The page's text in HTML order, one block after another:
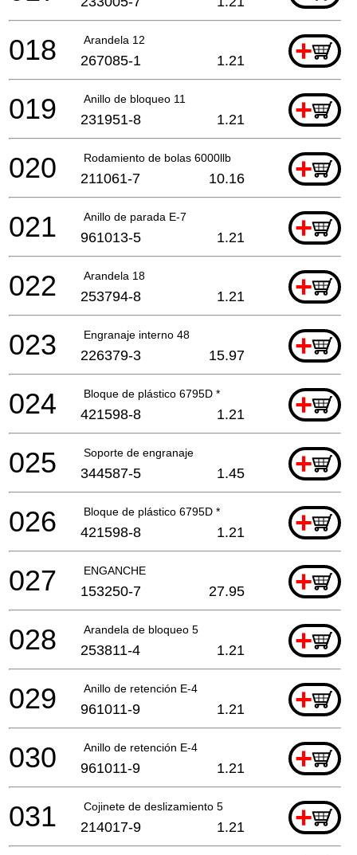
Arandela 12 +
018 267085-1 1.21
Anillo de bloqueo 11 +
019 231951-8 1.21
Rodamiento de bolas 6000llb +
020 211061-7 10.16
Anillo de parada E-7 +
021 961013-5 1.21
Arandela 18 +
022 253794-8 1.21
Engranaje interno 48 +
023 226379-3 15.97
Bloque de plástico 6795D * +
024 421598-8 1.21
Soporte de engranaje +
025 344587-5 1.45
Bloque de plástico 6795D * +
026 421598-8 1.21
ENGANCHE +
027 153250-7 27.95
Arandela de bloqueo 5 +
028 253811-4 1.21
Anillo de retención E-4 +
029 961011-9 1.21
Anillo de retención E-4 +
030 961011-9 1.21
Cojinete de deslizamiento 5 +
031 214017-9 1.21